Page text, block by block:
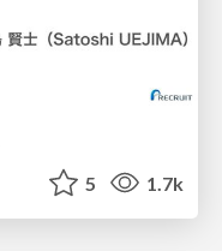
5 1.7k